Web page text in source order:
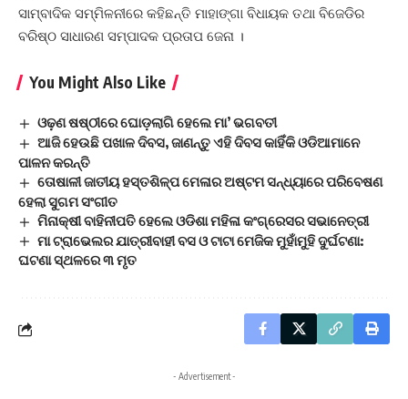
ସାମ୍ବାଦିକ ସମ୍ମିଳନୀରେ କହିଛନ୍ତି ମାହାଙ୍ଗା ବିଧାୟକ ତଥା ବିଜେଡିର
ବରିଷ୍ଠ ସାଧାରଣ ସମ୍ପାଦକ ପ୍ରତାପ ଜେନା ।
You Might Also Like
ଓଢ଼ଣ ଷଷ୍ଠୀରେ ଘୋଡ଼ଲାଗି ହେଲେ ମା’ ଭଗବତୀ
ଆଜି ହେଉଛି ପଖାଳ ଦିବସ, ଜାଣନ୍ତୁ ଏହି ଦିବସ କାହିଁକି ଓଡିଆମାନେ
ପାଳନ କରନ୍ତି
ତୋଷାଳୀ ଜାତୀୟ ହସ୍ତଶିଳ୍ପ ମେଳାର ଅଷ୍ଟମ ସନ୍ଧ୍ୟାରେ ପରିବେଷଣ
ହେଲା ସୁଗମ ସଂଗୀତ
ମିନାକ୍ଷୀ ବାହିନୀପତି ହେଲେ ଓଡିଶା ମହିଳା କଂଗ୍ରେସର ସଭାନେତ୍ରୀ
ମା ଟ୍ରାଭେଲର ଯାତ୍ରୀବାହୀ ବସ ଓ ଟାଟା ମେଜିକ ମୁହାଁମୁହି ଦୁର୍ଘଟଣା:
ଘଟଣା ସ୍ଥଳରେ ୩ ମୃତ
- Advertisement -